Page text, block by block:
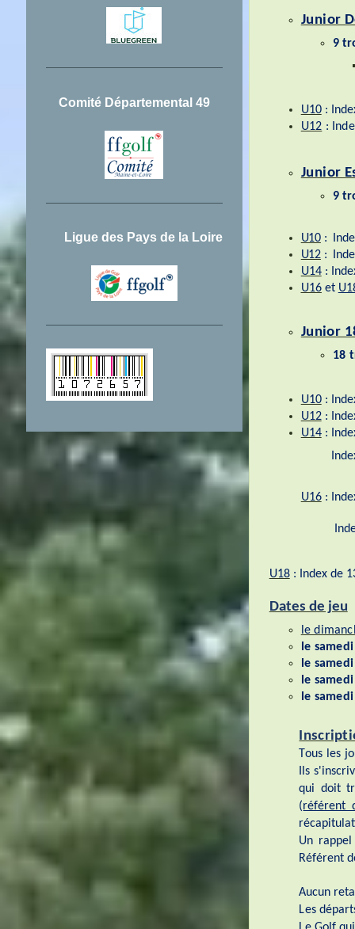
Junior
9
U10 :
U12 :
Junior
9
U10:
U12:
U14:
U16et
Junior
U10 :
U12 :
U14 :
U16 :
Index
U18 : Index de
Dates de jeu
le
le
le
le
le
Tous les
Ils
qui doit
(référent
Un rappel
Référent
Aucun
Les
Comité Départemental 49
Ligue des Pays de la Loire